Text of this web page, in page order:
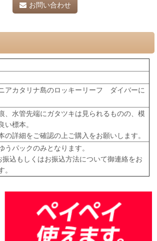
お問い合わせ
アカタリナ島のロッキーリーフ ダイバーに
、水管先端にガタツキは見られるものの、模
い標本。
の詳細をご確認の上ご購入をお願いします。
うパックのみとなります。
振込もしくはお振込方法について御連絡をお
。